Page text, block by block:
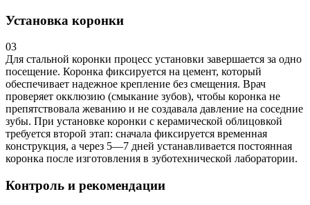
Установка коронки
03
Для стальной коронки процесс установки завершается за одно
посещение. Коронка фиксируется на цемент, который
обеспечивает надежное крепление без смещения. Врач
проверяет окклюзию (смыкание зубов), чтобы коронка не
препятствовала жеванию и не создавала давление на соседние
зубы. При установке коронки с керамической облицовкой
требуется второй этап: сначала фиксируется временная
конструкция, а через 5—7 дней устанавливается постоянная
коронка после изготовления в зуботехнической лаборатории.
Контроль и рекомендации